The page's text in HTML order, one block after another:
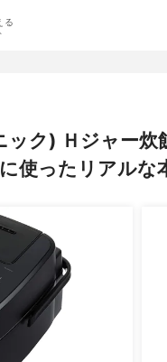
る
ク) Ｈジャー炊
使ったリアルな